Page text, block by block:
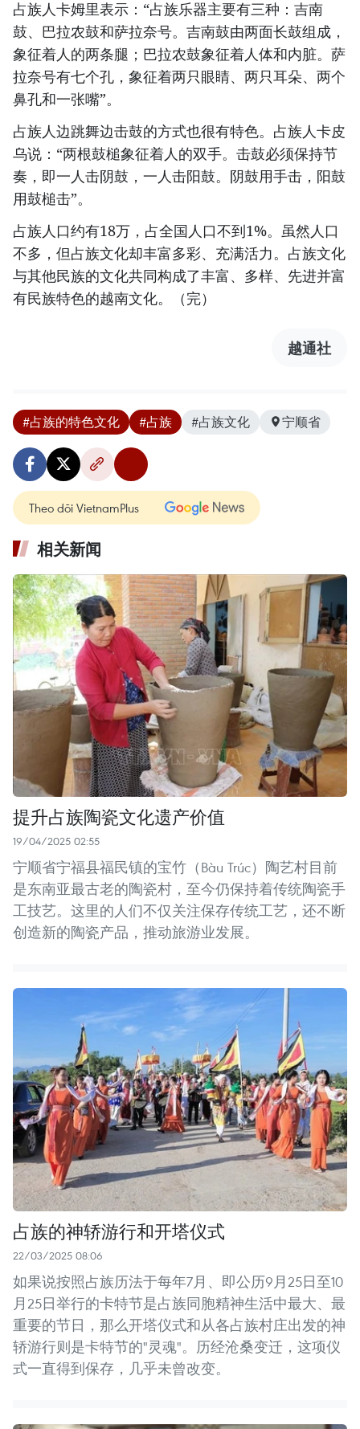
占族人卡姆里表示：“占族乐器主要有三种：吉南
鼓、巴拉农鼓和萨拉奈号。吉南鼓由两面长鼓组成，
象征着人的两条腿；巴拉农鼓象征着人体和内脏。萨
拉奈号有七个孔，象征着两只眼睛、两只耳朵、两个
鼻孔和一张嘴”。
占族人边跳舞边击鼓的方式也很有特色。占族人卡皮
乌说：“两根鼓槌象征着人的双手。击鼓必须保持节
奏，即一人击阴鼓，一人击阳鼓。阴鼓用手击，阳鼓
用鼓槌击”。
占族人口约有18万，占全国人口不到1%。虽然人口
不多，但占族文化却丰富多彩、充满活力。占族文化
与其他民族的文化共同构成了丰富、多样、先进并富
有民族特色的越南文化。（完）
越通社
#占族的特色文化 #占族 #占族文化 宁顺省
Theo dõi VietnamPlus
相关新闻
提升占族陶瓷文化遗产价值
19/04/2025 02:55
宁顺省宁福县福民镇的宝竹（Bàu Trúc）陶艺村目前
是东南亚最古老的陶瓷村，至今仍保持着传统陶瓷手
工技艺。这里的人们不仅关注保存传统工艺，还不断
创造新的陶瓷产品，推动旅游业发展。
占族的神轿游行和开塔仪式
22/03/2025 08:06
如果说按照占族历法于每年7月、即公历9月25日至10
月25日举行的卡特节是占族同胞精神生活中最大、最
重要的节日，那么开塔仪式和从各占族村庄出发的神
轿游行则是卡特节的"灵魂"。历经沧桑变迁，这项仪
式一直得到保存，几乎未曾改变。